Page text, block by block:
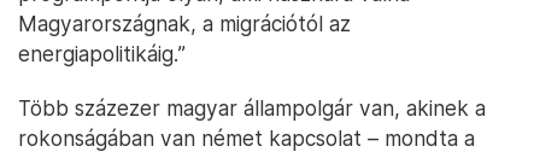
Magyarországnak, a migrációtól az
energiapolitikáig.”
Több százezer magyar állampolgár van, akinek a
rokonságában van német kapcsolat – mondta a